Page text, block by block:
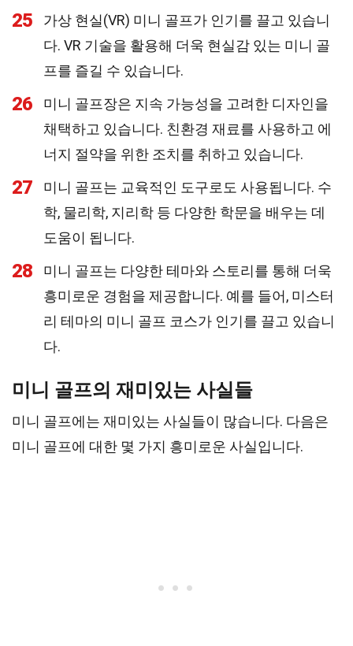
25
가상 현실(VR) 미니 골프가 인기를 끌고 있습니
다. VR 기술을 활용해 더욱 현실감 있는 미니 골
프를 즐길 수 있습니다.
26
미니 골프장은 지속 가능성을 고려한 디자인을
채택하고 있습니다. 친환경 재료를 사용하고 에
너지 절약을 위한 조치를 취하고 있습니다.
27
미니 골프는 교육적인 도구로도 사용됩니다. 수
학, 물리학, 지리학 등 다양한 학문을 배우는 데
도움이 됩니다.
28
미니 골프는 다양한 테마와 스토리를 통해 더욱
흥미로운 경험을 제공합니다. 예를 들어, 미스터
리 테마의 미니 골프 코스가 인기를 끌고 있습니
다.
미니 골프의 재미있는 사실들
미니 골프에는 재미있는 사실들이 많습니다. 다음은
미니 골프에 대한 몇 가지 흥미로운 사실입니다.